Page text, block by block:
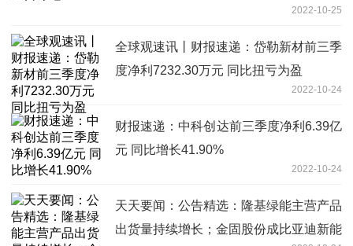
2022-10-25
全球观速讯丨财报速递：岱勒新材前三季
度净利7232.30万元 同比扭亏为盈
2022-10-24
财报速递：中科创达前三季度净利6.39亿
元 同比增长41.90%
2022-10-24
天天要闻：公告精选：隆基绿能主营产品
出货量持续增长；金固股份成比亚迪新能